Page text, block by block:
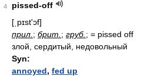
4
pissed-off
[ˌpɪst'ɔf]
прил. ; брит. ; груб. ; = pissed off
злой, сердитый, недовольный
Syn:
annoyed, fed up